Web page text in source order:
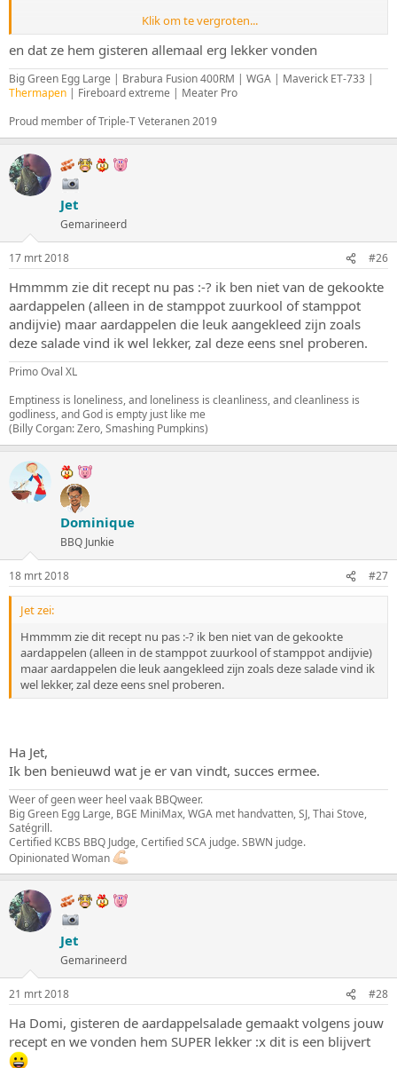
En dat ik dat dan pas de 14e lees....
Klik om te vergroten...
en dat ze hem gisteren allemaal erg lekker vonden
Big Green Egg Large | Brabura Fusion 400RM | WGA | Maverick ET-733 |
Thermapen | Fireboard extreme | Meater Pro
Proud member of Triple-T Veteranen 2019
Jet
Gemarineerd
17 mrt 2018 #26
Hmmmm zie dit recept nu pas :-? ik ben niet van de gekookte
aardappelen (alleen in de stamppot zuurkool of stamppot
andijvie) maar aardappelen die leuk aangekleed zijn zoals
deze salade vind ik wel lekker, zal deze eens snel proberen.
Primo Oval XL
Emptiness is loneliness, and loneliness is cleanliness, and cleanliness is
godliness, and God is empty just like me
(Billy Corgan: Zero, Smashing Pumpkins)
Dominique
BBQ Junkie
18 mrt 2018 #27
Jet zei:
Hmmmm zie dit recept nu pas :-? ik ben niet van de gekookte
aardappelen (alleen in de stamppot zuurkool of stamppot andijvie)
maar aardappelen die leuk aangekleed zijn zoals deze salade vind ik
wel lekker, zal deze eens snel proberen.
Ha Jet,
Ik ben benieuwd wat je er van vindt, succes ermee.
Weer of geen weer heel vaak BBQweer.
Big Green Egg Large, BGE MiniMax, WGA met handvatten, SJ, Thai Stove,
Satégrill.
Certified KCBS BBQ Judge, Certified SCA judge. SBWN judge.
Opinionated Woman
Jet
Gemarineerd
21 mrt 2018 #28
Ha Domi, gisteren de aardappelsalade gemaakt volgens jouw
recept en we vonden hem SUPER lekker :x dit is een blijvert